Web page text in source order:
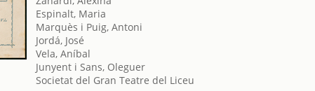
Espinalt, Maria
Marquès i Puig, Antoni
Jordá, José
Vela, Aníbal
Junyent i Sans, Oleguer
Societat del Gran Teatre del Liceu